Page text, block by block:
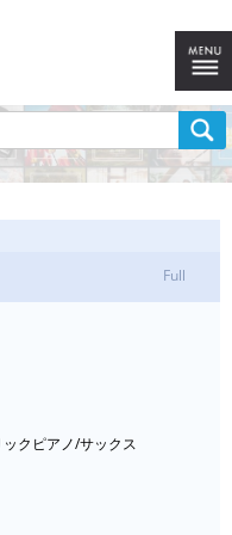
Full
クピアノ/サックス